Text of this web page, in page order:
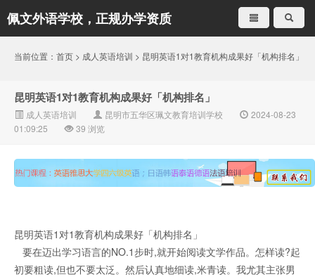
佩文外语学校，正规办学资质
就是不一样
当前位置： 首页 > 成人英语培训 > 昆明英语1对1教育机构成果好「机构排名」
昆明英语1对1教育机构成果好「机构排名」
成人英语培训 昆明市五华区珮文教育培训学校
2024-08-23
01:09:25
39 浏览
昆明英语1对1教育机构成果好「机构排名」
要在迈出学习语言的NO.1步时,就开始阅读文学作品。怎样读?起
初要粗读,但也不要太泛。然后认真地细读,米青读。我尤其主张男